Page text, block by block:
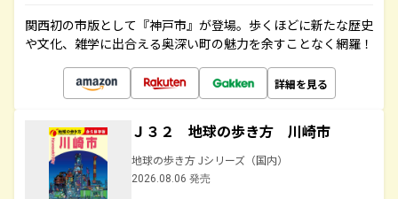
関西初の市版として『神戸市』が登場。歩くほどに新たな歴史
や文化、雑学に出合える奥深い町の魅力を余すことなく網羅！
詳細を見る
Ｊ３２ 地球の歩き方 川崎市
地球の歩き方 Jシリーズ（国内）
2026.08.06 発売